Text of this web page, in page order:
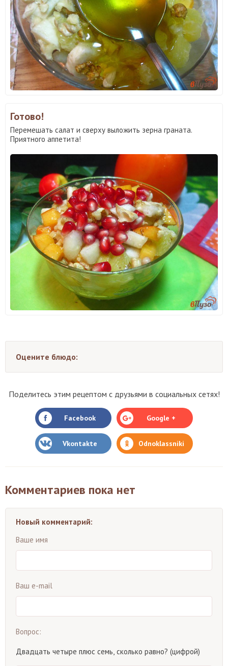
Готово!
Перемешать салат и сверху выложить зерна граната.
Приятного аппетита!
Оцените блюдо:
Поделитесь этим рецептом с друзьями в социальных сетях!
Facebook Google +
Vkontakte Odnoklassniki
Комментариев пока нет
Новый комментарий:
Ваше имя
Ваш e-mail
Вопрос:
Двадцать четыре плюс семь, сколько равно? (цифрой)